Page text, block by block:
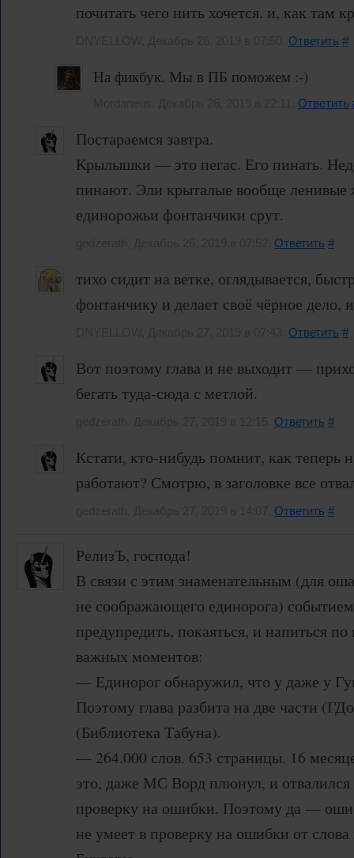
почитать чего нить хочется. и, как там
Ответить #
На фикбук. Мы в ПБ поможем :-)
Ответить
Постараемся завтра.
Крылышки — это пегас. Его пинать.
пинают. Эли крыталые вообще
единорожьи фонтанчики срут.
Ответить #
тихо сидит на ветке, оглядывается,
фонтанчику и делает своё чёрное дело,
Ответить #
Вот поэтому глава и не выходит —
бегать туда-сюда с метлой.
Ответить #
Кстати, кто-нибудь помнит, как теперь
работают? Смотрю, в заголовке все
Ответить #
РелизЪ, господа!
В связи с этим знаменательным (для
не соображающего единорога)
предупредить, покаяться, и напиться
важных моментов:
— Единорог обнаружил, что у даже у
Поэтому глава разбита на две части
(Библиотека Табуна).
— 264.000 слов. 653 страницы. 16
это, даже МС Ворд плюнул, и отвалился
проверку на ошибки. Поэтому да —
не умеет в проверку на ошибки от